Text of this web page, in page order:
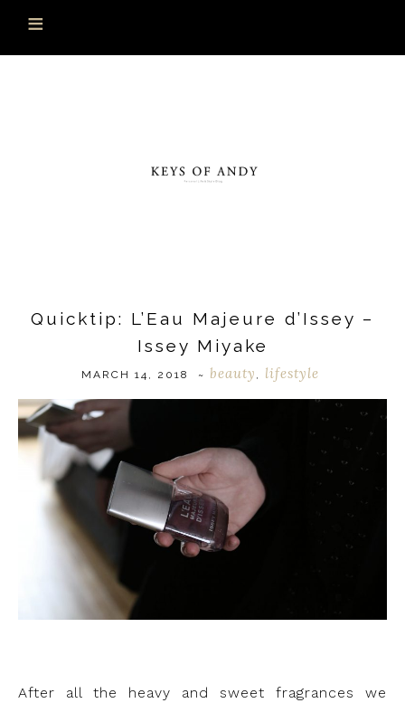
Quicktip: L’Eau Majeure d’Issey –
Issey Miyake
MARCH 14, 2018 ~ beauty lifestyle
After all the heavy and sweet fragrances we